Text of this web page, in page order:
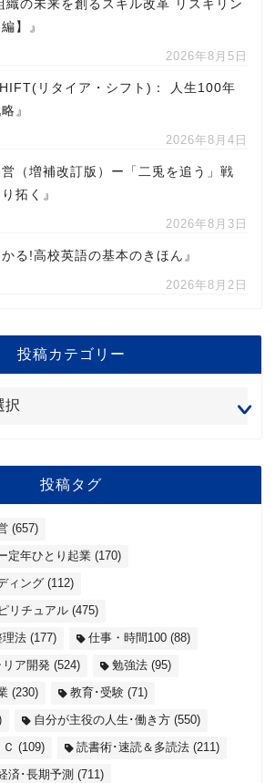
織の未来を創るスキル改革 リスキリン
】』
2026年8月5日
リタイア・シフト)： 人生100年
』
2026年8月4日
営（増補改訂版）ー「二兎を追う」戦
拓く』
2026年8月3日
かる!高校英語の基本のきほん』
2026年8月2日
投稿カテゴリー
投稿タグ
(657)
定年ひとり起業 (170)
ィング (112)
リチュアル (475)
理法 (177) 仕事・時間100 (88)
ア開発 (524) 勉強法 (95)
(230) 教育･受験 (71)
自分が主役の人生･働き方 (550)
(109) 読書術･速読＆多読法 (211)
済･長期予測 (711)